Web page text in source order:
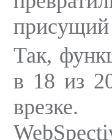
присущий
Так,
в 18 из